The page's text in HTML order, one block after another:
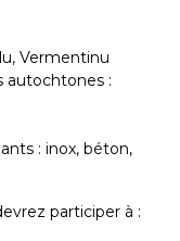
Vermentinu
autochtones :
: inox, béton,
participer à :